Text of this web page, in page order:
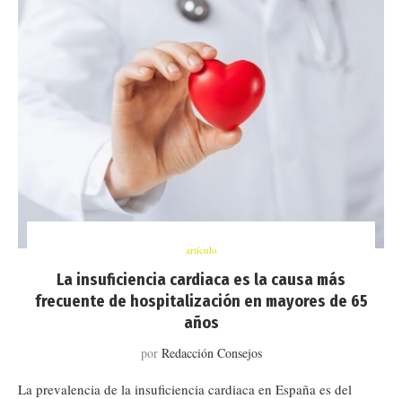
artículo
La insuficiencia cardiaca es la causa más
frecuente de hospitalización en mayores de 65
años
por Redacción Consejos
La prevalencia de la insuficiencia cardiaca en España es del